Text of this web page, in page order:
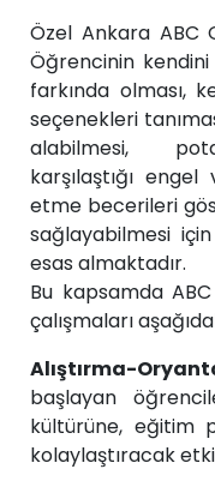
Özel Ankara ABC
Öğrencinin kendini
farkında olması,
seçenekleri
alabilmesi,
karşılaştığı
etme becerileri
sağlayabilmesi
esas almaktadır.
Bu kapsamda
çalışmaları
Alıştırma-
başlayan
kültürüne, eğitim
kolaylaştıracak